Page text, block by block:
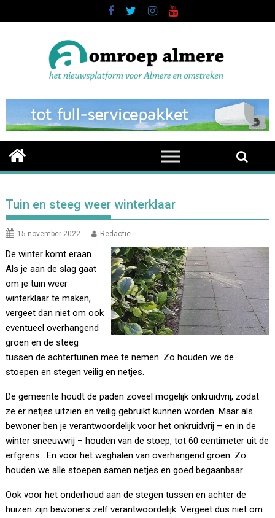
to
Tuin en steeg weer winterklaar
15 november 2022 Redactie
De winter komt eraan.
Als je aan de slag gaat
om je tuin weer
winterklaar te maken,
vergeet dan niet om ook
eventueel overhangend
groen en de steeg
tussen de achtertuinen mee te nemen. Zo houden we de
stoepen en stegen veilig en netjes.
De gemeente houdt de paden zoveel mogelijk onkruidvrij, zodat
ze er netjes uitzien en veilig gebruikt kunnen worden. Maar als
bewoner ben je verantwoordelijk voor het onkruidvrij – en in de
winter sneeuwvrij – houden van de stoep, tot 60 centimeter uit de
erfgrens. En voor het weghalen van overhangend groen. Zo
houden we alle stoepen samen netjes en goed begaanbaar.
Ook voor het onderhoud aan de stegen tussen en achter de
huizen zijn bewoners zelf verantwoordelijk. Vergeet dus niet om